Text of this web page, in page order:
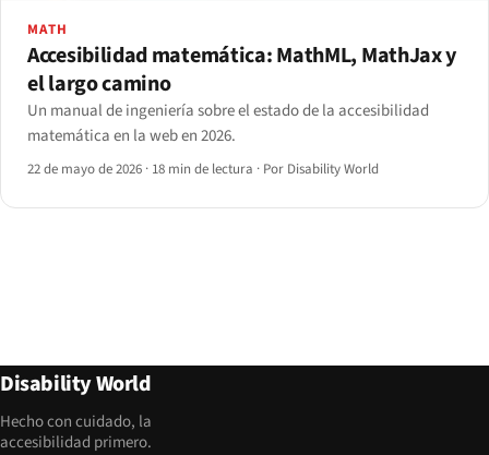
MATH
Accesibilidad matemática: MathML, MathJax y
el largo camino
Un manual de ingeniería sobre el estado de la accesibilidad
matemática en la web en 2026.
22 de mayo de 2026 · 18 min de lectura · Por Disability World
Disability World
Hecho con cuidado, la
accesibilidad primero.